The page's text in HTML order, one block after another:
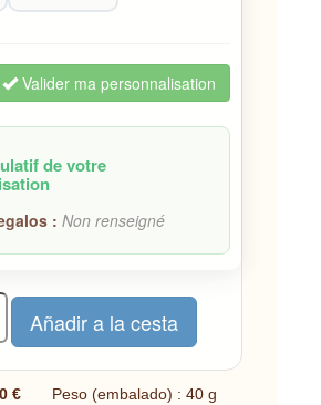
Valider ma personnalisation
de votre
: Non renseigné
€ Peso (embalado) : 40 g